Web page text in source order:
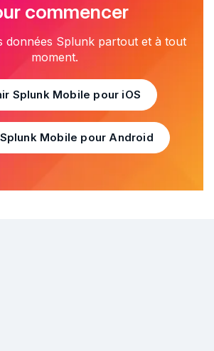
commencer
données Splunk partout et à tout
moment.
Splunk Mobile pour iOS
Mobile pour Android